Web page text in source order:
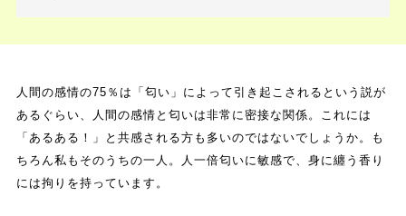
人間の感情の75％は「匂い」によって引き起こされるという説が
あるぐらい、人間の感情と匂いは非常に密接な関係。これには
「あるある！」と共感される方も多いのではないでしょうか。も
ちろん私もそのうちの一人。人一倍匂いに敏感で、身に纏う香り
には拘りを持っています。